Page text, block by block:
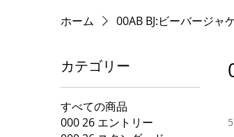
ホーム 00AB BJ:ビーバージャ
カテゴリー
すべての商品
000 26 エントリー